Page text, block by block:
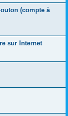
(compte à
sur Internet